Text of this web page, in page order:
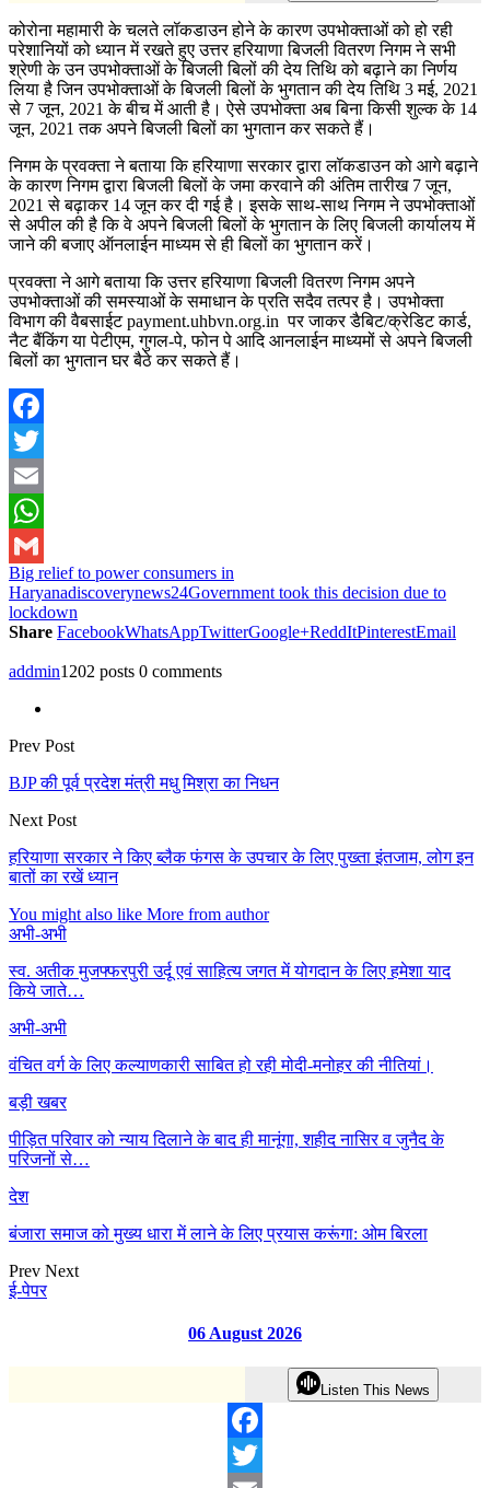
कोरोना महामारी के चलते लॉकडाउन होने के कारण उपभोक्ताओं को हो रही
परेशानियों को ध्यान में रखते हुए उत्तर हरियाणा बिजली वितरण निगम ने सभी
श्रेणी के उन उपभोक्ताओं के बिजली बिलों की देय तिथि को बढ़ाने का निर्णय
लिया है जिन उपभोक्ताओं के बिजली बिलों के भुगतान की देय तिथि 3 मई, 2021
से 7 जून, 2021 के बीच में आती है। ऐसे उपभोक्ता अब बिना किसी शुल्क के 14
जून, 2021 तक अपने बिजली बिलों का भुगतान कर सकते हैं।
निगम के प्रवक्ता ने बताया कि हरियाणा सरकार द्वारा लॉकडाउन को आगे बढ़ाने
के कारण निगम द्वारा बिजली बिलों के जमा करवाने की अंतिम तारीख 7 जून,
2021 से बढ़ाकर 14 जून कर दी गई है। इसके साथ-साथ निगम ने उपभोक्ताओं
से अपील की है कि वे अपने बिजली बिलों के भुगतान के लिए बिजली कार्यालय में
जाने की बजाए ऑनलाईन माध्यम से ही बिलों का भुगतान करें।
प्रवक्ता ने आगे बताया कि उत्तर हरियाणा बिजली वितरण निगम अपने
उपभोक्ताओं की समस्याओं के समाधान के प्रति सदैव तत्पर है। उपभोक्ता
विभाग की वैबसाईट payment.uhbvn.org.in पर जाकर डैबिट/क्रेडिट कार्ड,
नैट बैंकिंग या पेटीएम, गुगल-पे, फोन पे आदि आनलाईन माध्यमों से अपने बिजली
बिलों का भुगतान घर बैठे कर सकते हैं।
Facebook
Twitter
Email
WhatsApp
Gmail
Big relief to power consumers in
Haryanadiscoverynews24Government took this decision due to
lockdown
Share FacebookWhatsAppTwitterGoogle+ReddItPinterestEmail
addmin1202 posts 0 comments
Prev Post
BJP की पूर्व प्रदेश मंत्री मधु मिश्रा का निधन
Next Post
हरियाणा सरकार ने किए ब्लैक फंगस के उपचार के लिए पुख्ता इंतजाम, लोग इन
बातों का रखें ध्यान
You might also like More from author
अभी-अभी
स्व. अतीक मुजफ्फरपुरी उर्दू एवं साहित्य जगत में योगदान के लिए हमेशा याद
किये जाते…
अभी-अभी
वंचित वर्ग के लिए कल्याणकारी साबित हो रही मोदी-मनोहर की नीतियां।
बड़ी खबर
पीड़ित परिवार को न्याय दिलाने के बाद ही मानूंगा, शहीद नासिर व जुनैद के
परिजनों से…
देश
बंजारा समाज को मुख्य धारा में लाने के लिए प्रयास करूंगा: ओम बिरला
Prev Next
ई-पेपर
06 August 2026
Listen This News
Facebook